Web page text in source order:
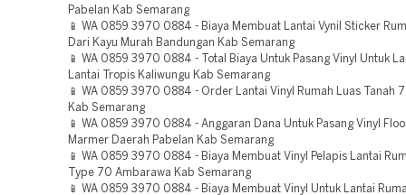
Pabelan Kab Semarang
📱 WA 0859 3970 0884 - Biaya Membuat Lantai Vynil Sticker
Dari Kayu Murah Bandungan Kab Semarang
📱 WA 0859 3970 0884 - Total Biaya Untuk Pasang Vinyl Untuk
Lantai Tropis Kaliwungu Kab Semarang
📱 WA 0859 3970 0884 - Order Lantai Vinyl Rumah Luas Tanah
Kab Semarang
📱 WA 0859 3970 0884 - Anggaran Dana Untuk Pasang Vinyl
Marmer Daerah Pabelan Kab Semarang
📱 WA 0859 3970 0884 - Biaya Membuat Vinyl Pelapis Lantai
Type 70 Ambarawa Kab Semarang
📱 WA 0859 3970 0884 - Biaya Membuat Vinyl Untuk Lantai